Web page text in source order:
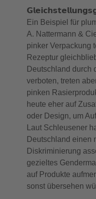
Ein Beispiel für
A. Nattermann &
pinker Verpackung
Rezeptur
Deutschland durch
verboten, treten
pinken
heute eher auf
oder Design, um
Laut Schleusener
Deutschland einen
Diskriminierung
gezieltes
auf Produkte
sonst übersehen